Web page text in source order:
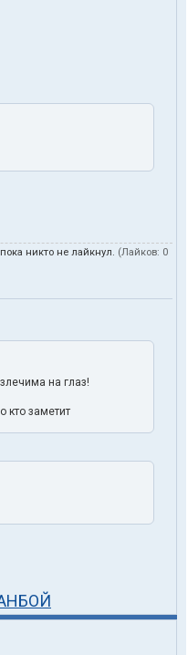
пока никто не лайкнул. (Лайков: 0
на глаз!
кто заметит